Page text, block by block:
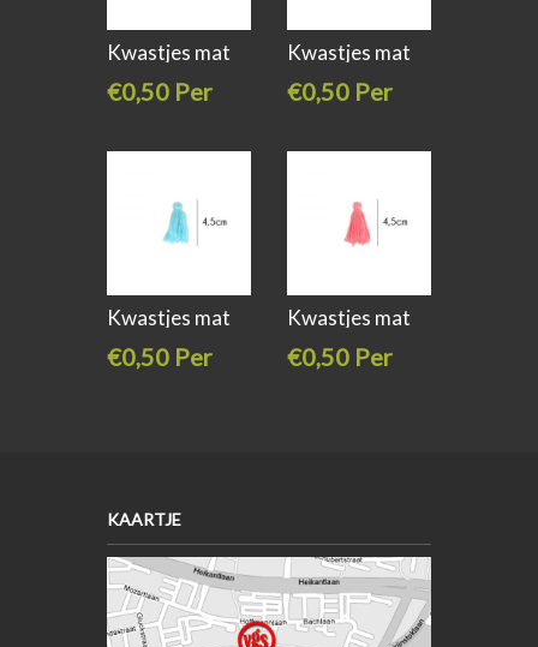
Kwastjes mat
€0,50 Per
Kwastjes mat
€0,50 Per
Kwastjes mat
€0,50 Per
Kwastjes mat
€0,50 Per
KAARTJE